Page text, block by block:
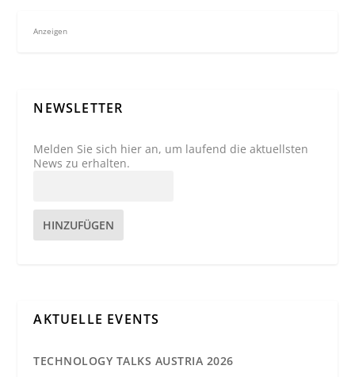
Anzeigen
NEWSLETTER
Melden Sie sich hier an, um laufend die aktuellsten
News zu erhalten.
HINZUFÜGEN
AKTUELLE EVENTS
TECHNOLOGY TALKS AUSTRIA 2026